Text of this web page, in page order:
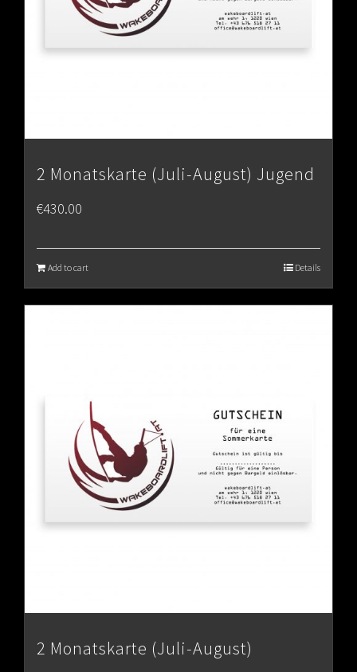
2 Monatskarte (Juli-August) Jugend
€430.00
Add to cart Details
2 Monatskarte (Juli-August)